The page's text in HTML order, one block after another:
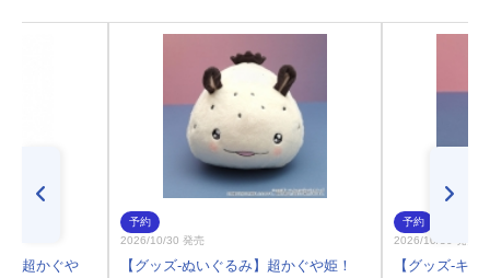
】超かぐや
予約
2026/10/30 発売
【グッズ-ぬいぐるみ】超かぐや姫！
予約
2026/10/30 発売
【グッズ-キ